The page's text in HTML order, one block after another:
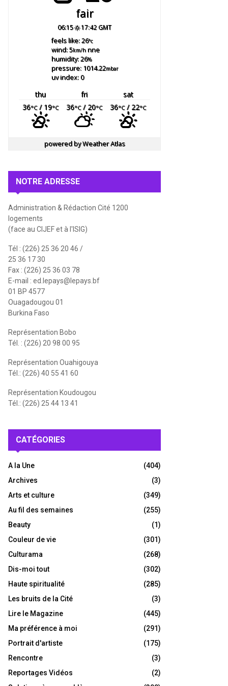
fair
06:15 17:42 GMT
feels like: 26°c
wind: 5km/hnne
humidity: 26%
pressure: 1014.22mbar
uv index: 0
thu fri
sat
36°C/ 19°C 36°C/ 20°C 36°C/ 22°C
powered byWeather Atlas
NOTRE ADRESSE
Administration & Rédaction Cité 1200
logements
(face au CIJEF et à l'ISIG)
Tél : (226) 25 36 20 46 /
25 36 17 30
Fax : (226) 25 36 03 78
E-mail : ed.lepays@lepays.bf
01 BP 4577
Ouagadougou 01
Burkina Faso
Représentation Bobo
Tél. : (226) 20 98 00 95
Représentation Ouahigouya
Tél.: (226) 40 55 41 60
Représentation Koudougou
Tél.: (226) 25 44 13 41
CATÉGORIES
A la Une
(404)
Archives
(3)
Arts et culture
(349)
Au fil des semaines
(255)
Beauty
(1)
Couleur de vie
(301)
Culturama
(268)
Dis-moi tout
(302)
Haute spiritualité
(285)
Les bruits de la Cité
(3)
Lire le Magazine
(445)
Ma préférence à moi
(291)
Portrait d'artiste
(175)
Rencontre
(3)
Reportages Vidéos
(2)